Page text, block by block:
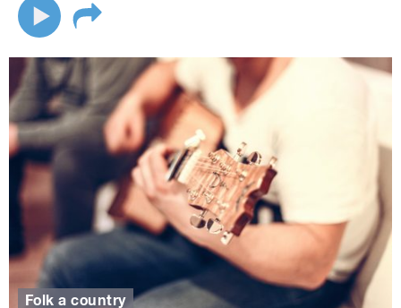
Folk a country